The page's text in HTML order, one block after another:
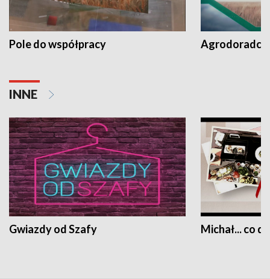
Pole do współpracy Agrodoradcy
INNE
Gwiazdy od Szafy Michał... co